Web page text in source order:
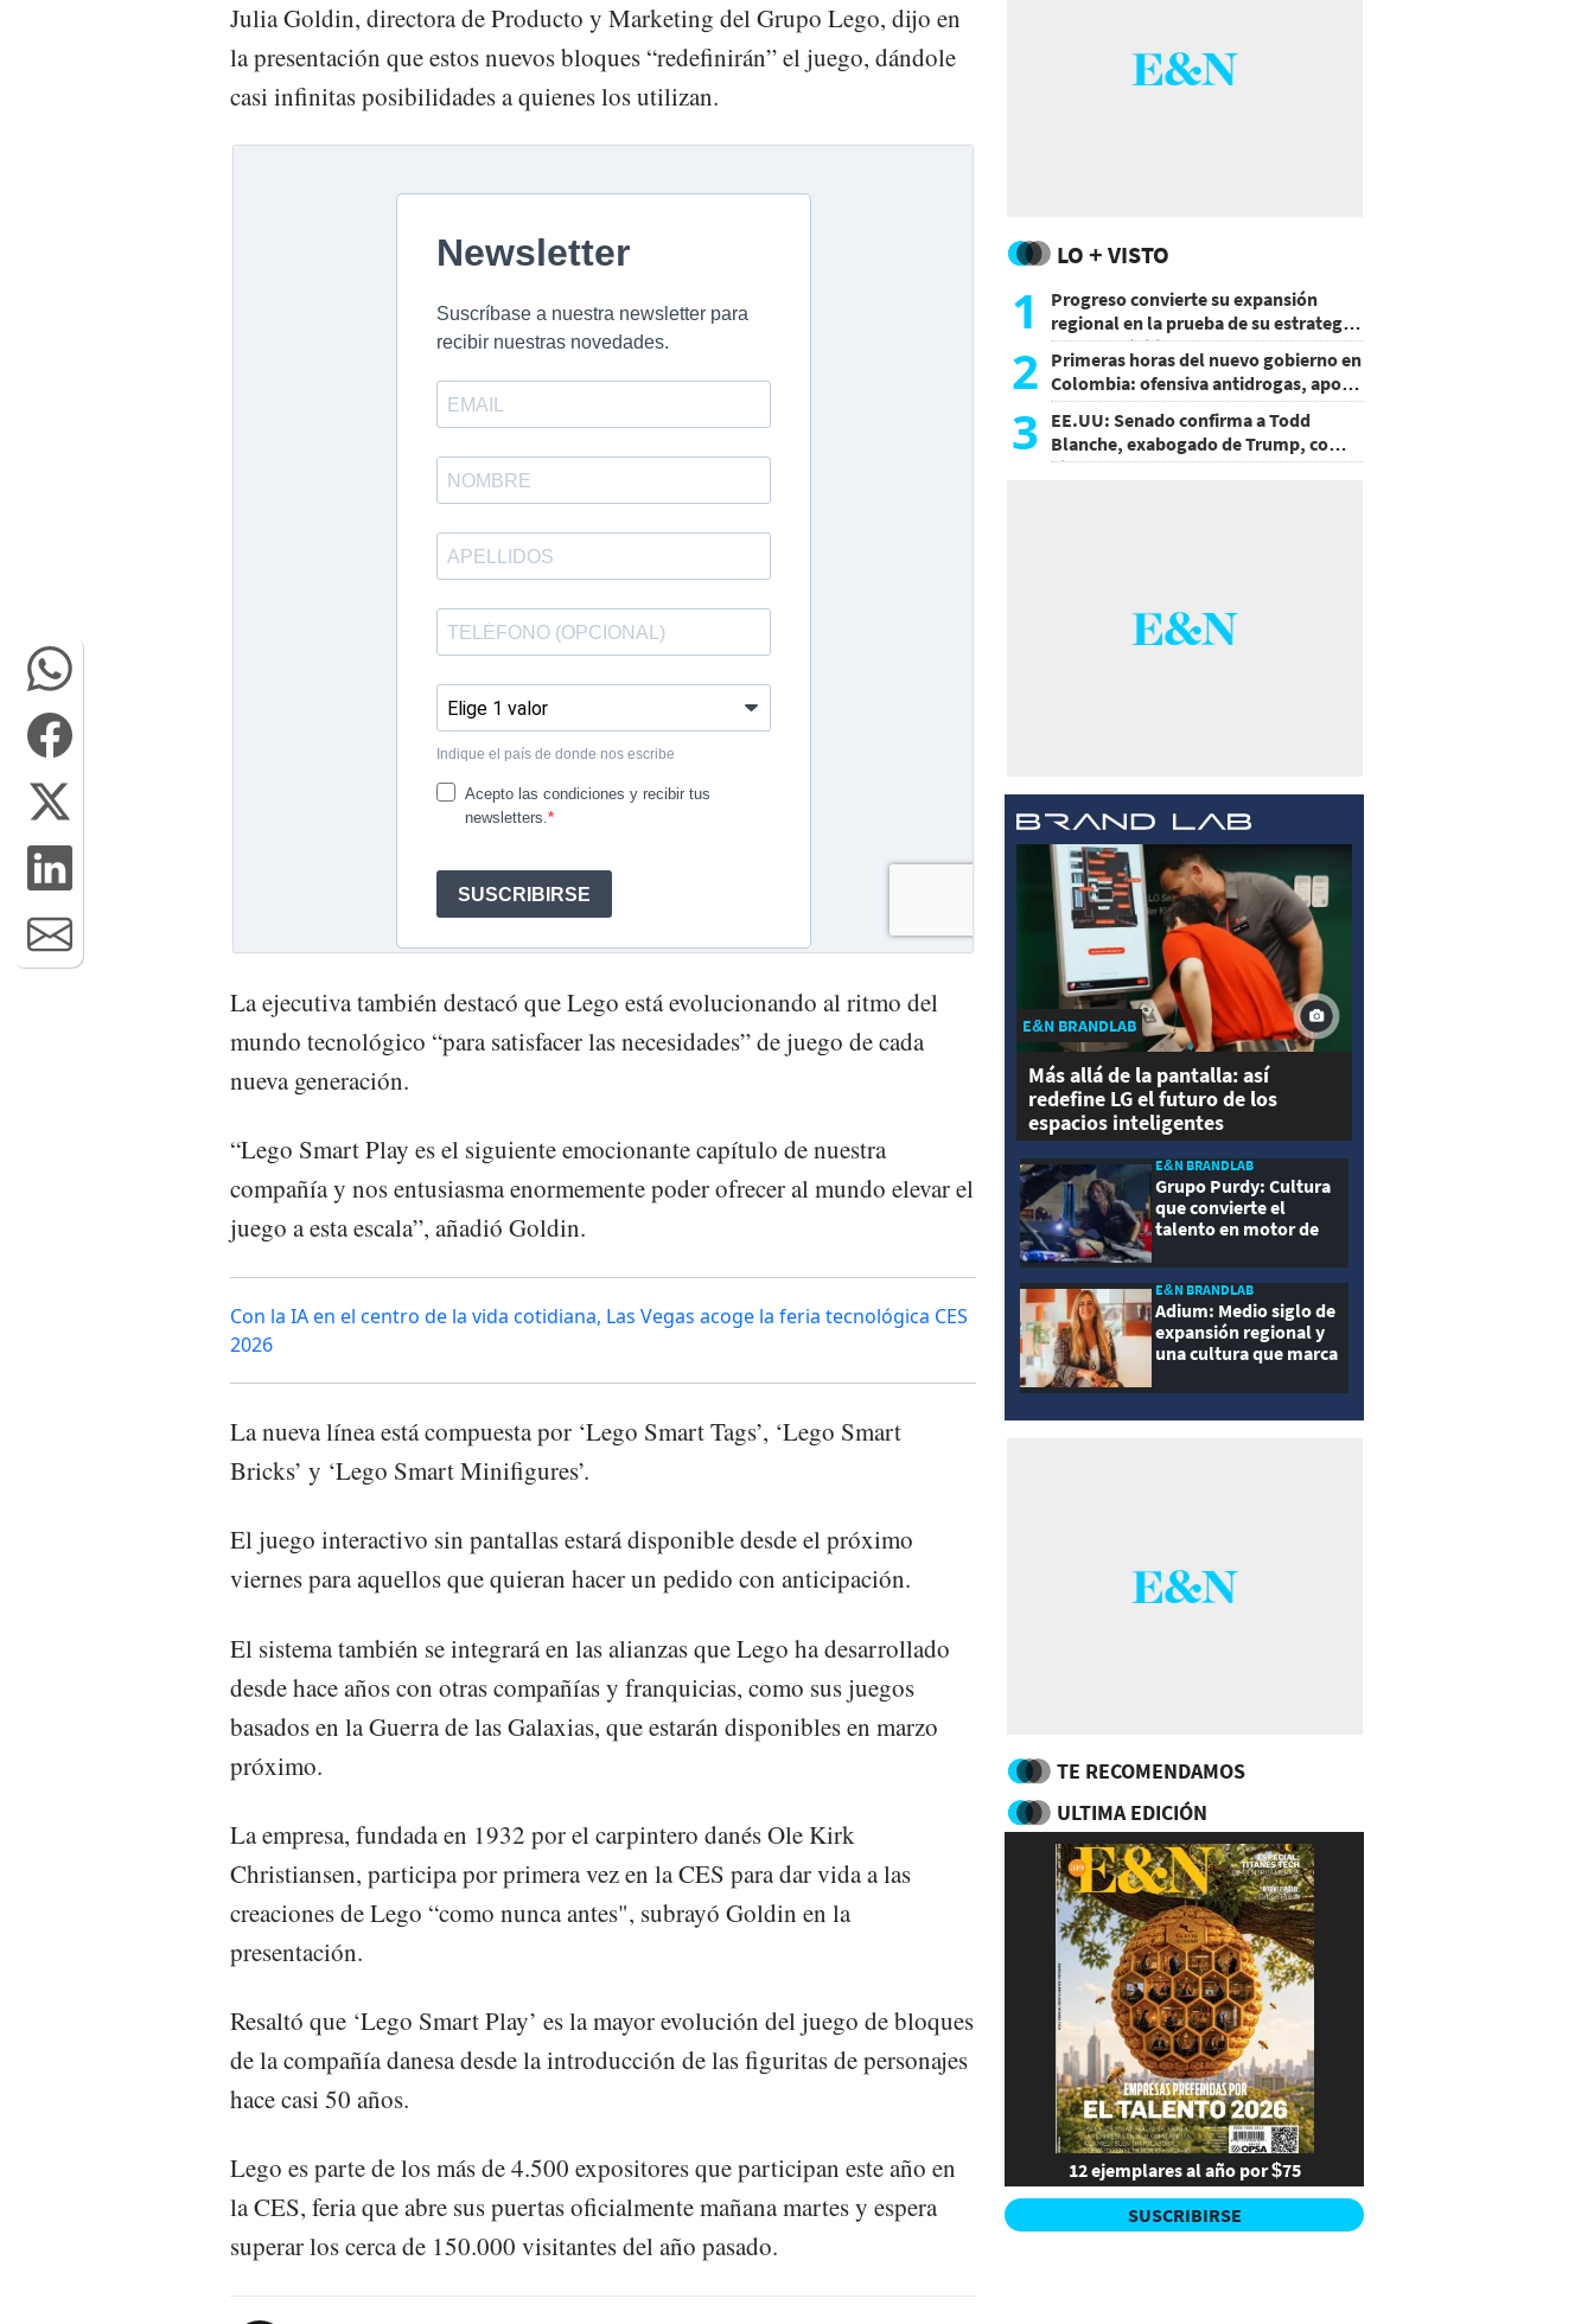
Julia Goldin, directora de Producto y Marketing del Grupo Lego, dijo en
la presentación que estos nuevos bloques “redefinirán” el juego, dándole
casi infinitas posibilidades a quienes los utilizan.
La ejecutiva también destacó que Lego está evolucionando al ritmo del
mundo tecnológico “para satisfacer las necesidades” de juego de cada
nueva generación.
“Lego Smart Play es el siguiente emocionante capítulo de nuestra
compañía y nos entusiasma enormemente poder ofrecer al mundo elevar el
juego a esta escala”, añadió Goldin.
Con la IA en el centro de la vida cotidiana, Las Vegas acoge la feria tecnológica CES
2026
La nueva línea está compuesta por ‘Lego Smart Tags’, ‘Lego Smart
Bricks’ y ‘Lego Smart Minifigures’.
El juego interactivo sin pantallas estará disponible desde el próximo
viernes para aquellos que quieran hacer un pedido con anticipación.
El sistema también se integrará en las alianzas que Lego ha desarrollado
desde hace años con otras compañías y franquicias, como sus juegos
basados en la Guerra de las Galaxias, que estarán disponibles en marzo
próximo.
La empresa, fundada en 1932 por el carpintero danés Ole Kirk
Christiansen, participa por primera vez en la CES para dar vida a las
creaciones de Lego “como nunca antes", subrayó Goldin en la
presentación.
Resaltó que ‘Lego Smart Play’ es la mayor evolución del juego de bloques
de la compañía danesa desde la introducción de las figuritas de personajes
hace casi 50 años.
Lego es parte de los más de 4.500 expositores que participan este año en
la CES, feria que abre sus puertas oficialmente mañana martes y espera
superar los cerca de 150.000 visitantes del año pasado.
LO + VISTO
1
Progreso convierte su expansión
regional en la prueba de su estrategia
de sostenibilidad
2 Primeras horas del nuevo gobierno en
Colombia: ofensiva antidrogas, apoyo
de EE.UU. y un atentado
3 EE.UU: Senado confirma a Todd
Blanche, exabogado de Trump, como
Fiscal General
E&N BRANDLAB
Más allá de la pantalla: así
redefine LG el futuro de los
espacios inteligentes
E&N BRANDLAB
Grupo Purdy: Cultura
que convierte el
talento en motor de
E&N BRANDLAB
Adium: Medio siglo de
expansión regional y
una cultura que marca
TE RECOMENDAMOS
ULTIMA EDICIÓN
12 ejemplares al año por $75
SUSCRIBIRSE